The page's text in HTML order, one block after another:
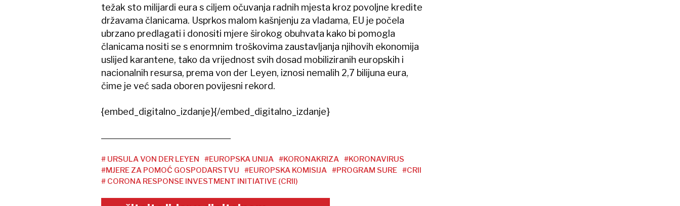
težak sto milijardi eura s ciljem očuvanja radnih mjesta kroz povoljne kredite
državama članicama. Usprkos malom kašnjenju za vladama, EU je počela
ubrzano predlagati i donositi mjere širokog obuhvata kako bi pomogla
članicama nositi se s enormnim troškovima zaustavljanja njihovih ekonomija
uslijed karantene, tako da vrijednost svih dosad mobiliziranih europskih i
nacionalnih resursa, prema von der Leyen, iznosi nemalih 2,7 bilijuna eura,
čime je već sada oboren povijesni rekord.
{embed_digitalno_izdanje}{/embed_digitalno_izdanje}
# URSULA VON DER LEYEN #EUROPSKA UNIJA #KORONAKRIZA #KORONAVIRUS
#MJERE ZA POMOĆ GOSPODARSTVU
#EUROPSKA KOMISIJA #PROGRAM SURE #CRII
# CORONA RESPONSE INVESTMENT INITIATIVE (CRII)